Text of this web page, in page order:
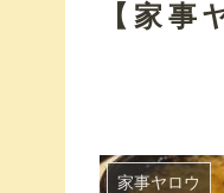
【家
家事ヤロウ